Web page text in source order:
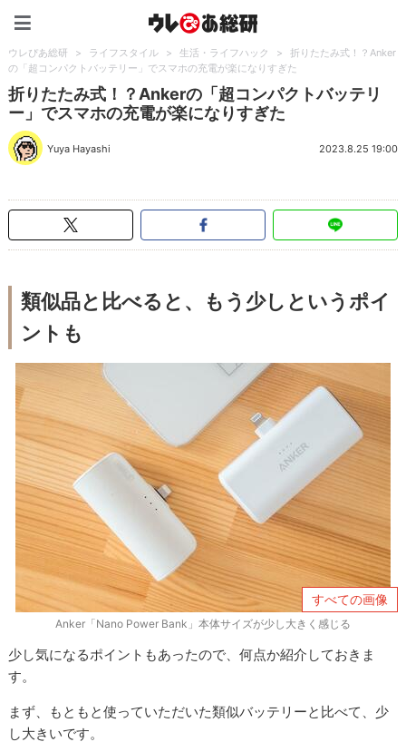
ウレぴあ総研 > ライフスタイル > 生活・ライフハック >
折りたたみ式！？Anker
の「超コンパクトバッテリー」でスマホの充電が楽になりすぎた
折りたたみ式！？Ankerの「超コンパクトバッテリ
ー」でスマホの充電が楽になりすぎた
Yuya Hayashi 2023.8.25 19:00
類似品と比べると、もう少しというポイ
ントも
すべての画像
Anker「Nano Power Bank」本体サイズが少し大きく感じる
少し気になるポイントもあったので、何点か紹介しておきま
す。
まず、もともと使っていただいた類似バッテリーと比べて、少
し大きいです。